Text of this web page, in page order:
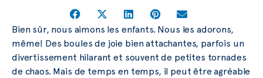
Bien sûr, nous aimons les enfants. Nous les adorons,
même! Des boules de joie bien attachantes, parfois un
divertissement hilarant et souvent de petites tornades
de chaos. Mais de temps en temps, il peut être agréable